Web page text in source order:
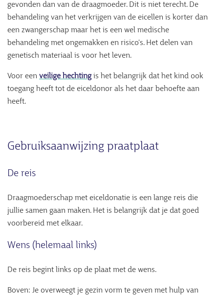
gevonden dan van de draagmoeder. Dit is niet terecht. De
behandeling van het verkrijgen van de eicellen is korter dan
een zwangerschap maar het is een wel medische
behandeling met ongemakken en risico's. Het delen van
genetisch materiaal is voor het leven.
Voor een veilige hechtingis het belangrijk dat het kind ook
toegang heeft tot de eiceldonor als het daar behoefte aan
heeft.
Gebruiksaanwijzing praatplaat
De reis
Draagmoederschap met eiceldonatie is een lange reis die
jullie samen gaan maken. Het is belangrijk dat je dat goed
voorbereid met elkaar.
Wens (helemaal links)
De reis begint links op de plaat met de wens.
Boven: Je overweegt je gezin vorm te geven met hulp van